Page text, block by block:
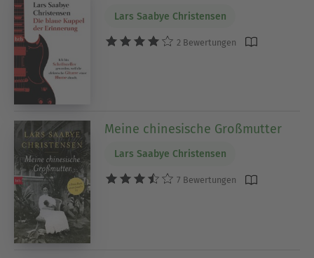
Lars Saabye Christensen
2 Bewertungen
Meine chinesische Großmutter
Lars Saabye Christensen
7 Bewertungen